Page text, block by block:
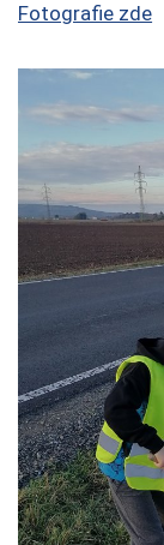
Fotografie zde